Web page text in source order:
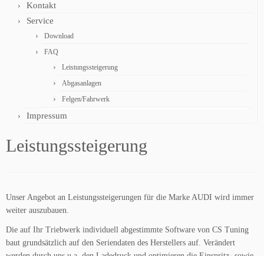
Kontakt
Service
Download
FAQ
Leistungssteigerung
Abgasanlagen
Felgen/Fahrwerk
Impressum
Leistungssteigerung
Unser Angebot an Leistungssteigerungen für die Marke AUDI wird immer
weiter auszubauen.
Die auf Ihr Triebwerk individuell abgestimmte Software von CS Tuning
baut grundsätzlich auf den Seriendaten des Herstellers auf. Verändert